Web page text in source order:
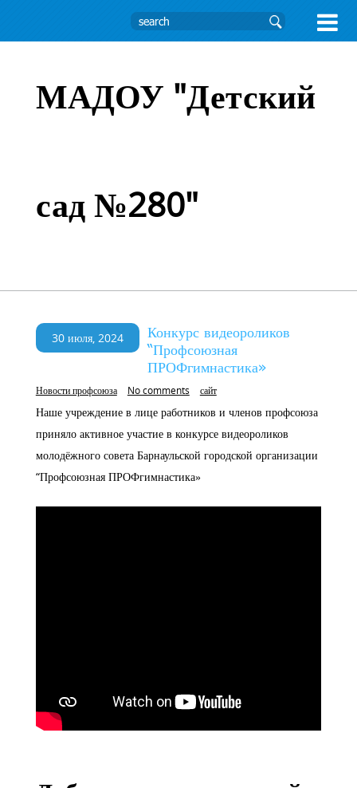

МАДОУ "Детский
сад №280"
30 июля, 2024
Конкурс видеороликов
“Профсоюзная
ПРОФгимнастика»
Новости профсоюза No comments сайт
Наше учреждение в лице работников и членов профсоюза
приняло активное участие в конкурсе видеороликов
молодёжного совета Барнаульской городской организации
“Профсоюзная ПРОФгимнастика»